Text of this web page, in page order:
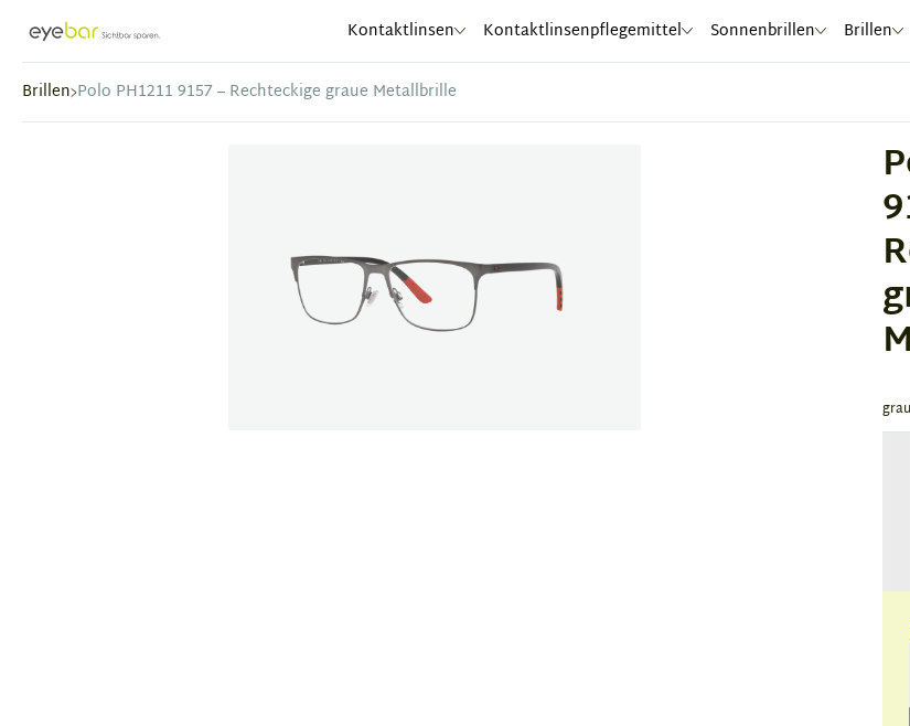
Abele Optic Kontaktlinsen Kontaktlinsenpflegemittel Sonnenbrillen Brillen
Brillen Polo PH1211 9157 – Rechteckige graue Metallbrille
grau